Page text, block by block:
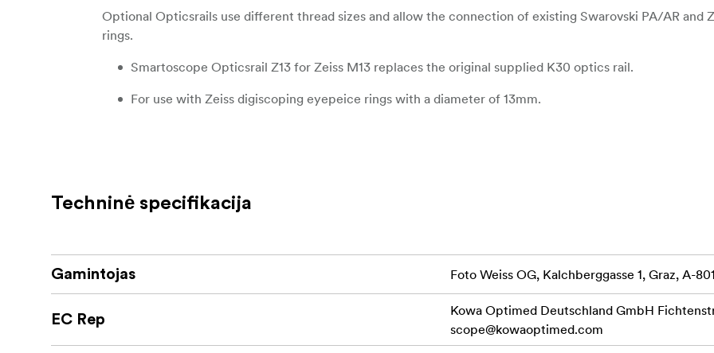
Optional Opticsrails use different thread sizes and allow the connection of existing Swarovski PA/AR and
rings.
Smartoscope Opticsrail Z13 for Zeiss M13 replaces the original supplied K30 optics rail.
For use with Zeiss digiscoping eyepeice rings with a diameter of 13mm.
Techninė specifikacija
Gamintojas Foto Weiss OG, Kalchberggasse 1, Graz, A-
EC Rep
Kowa Optimed Deutschland GmbH
scope@kowaoptimed.com